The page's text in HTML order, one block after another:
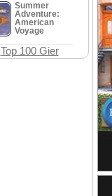
Summer
Adventure:
American
Voyage
Top 100 Gier